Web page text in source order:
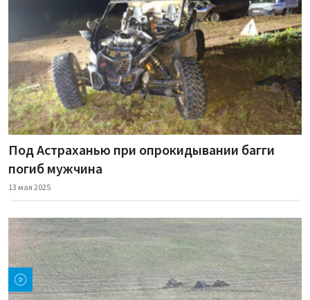
Под Астраханью при опрокидывании багги
погиб мужчина
13 мая 2025